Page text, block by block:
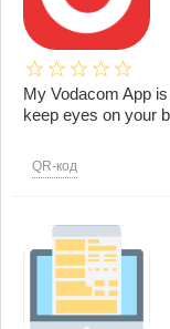
My Vodacom App
keep eyes on your
QR-код